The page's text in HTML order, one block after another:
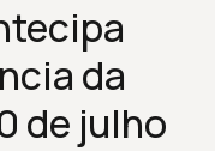
da
de julho